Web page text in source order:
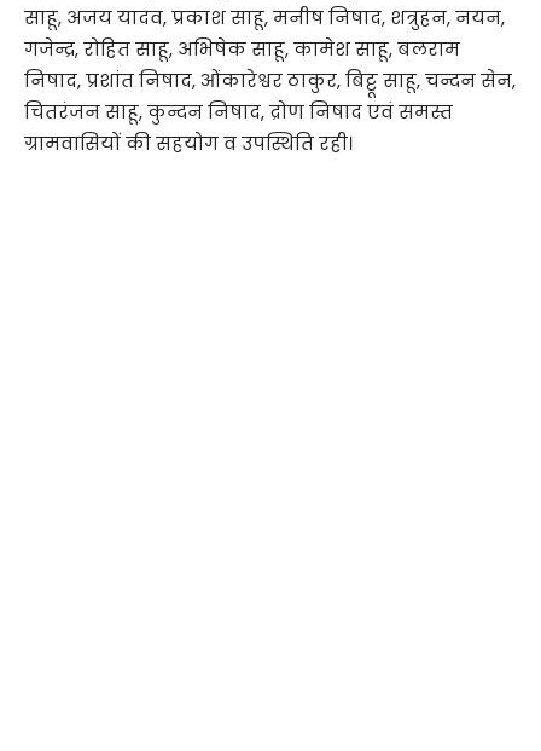
साहू, अजय यादव, प्रकाश साहू, मनीष निषाद, शत्रुहन, नयन,
गजेन्द्र, रोहित साहू, अभिषेक साहू, कामेश साहू, बलराम
निषाद, प्रशांत निषाद, ओंकारेश्वर ठाकुर, बिट्टू साहू, चन्दन सेन,
चितरंजन साहू, कुन्दन निषाद, द्रोण निषाद एवं समस्त
ग्रामवासियों की सहयोग व उपस्थिति रही।